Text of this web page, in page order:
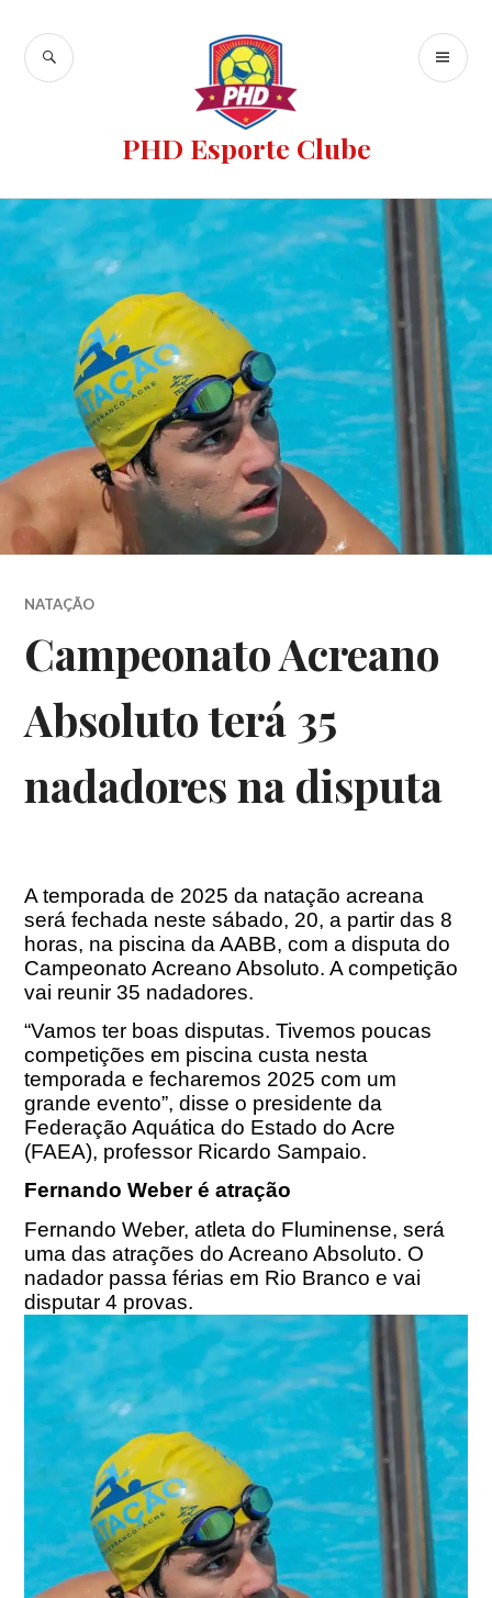
PHD Esporte Clube
NATAÇÃO
Campeonato Acreano
Absoluto terá 35
nadadores na disputa
A temporada de 2025 da natação acreana
será fechada neste sábado, 20, a partir das 8
horas, na piscina da AABB, com a disputa do
Campeonato Acreano Absoluto. A competição
vai reunir 35 nadadores.
“Vamos ter boas disputas. Tivemos poucas
competições em piscina custa nesta
temporada e fecharemos 2025 com um
grande evento”, disse o presidente da
Federação Aquática do Estado do Acre
(FAEA), professor Ricardo Sampaio.
Fernando Weber é atração
Fernando Weber, atleta do Fluminense, será
uma das atrações do Acreano Absoluto. O
nadador passa férias em Rio Branco e vai
disputar 4 provas.